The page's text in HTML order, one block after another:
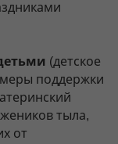
(детское
поддержки
тыла,
от